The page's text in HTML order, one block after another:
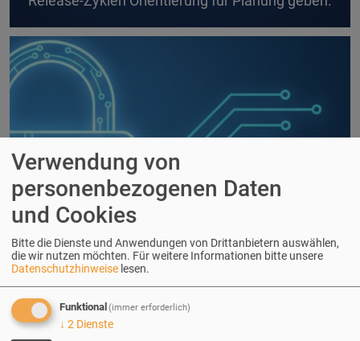
04.02.2026
Verwendung von
personenbezogenen Daten
und Cookies
Bitte die Dienste und Anwendungen von Drittanbietern auswählen,
die wir nutzen möchten. Für weitere Informationen bitte unsere
Datenschutzhinweise lesen.
Funktional(immer erforderlich)
↓ 2 Dienste